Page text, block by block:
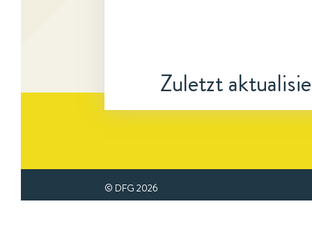
Zuletzt
© DFG 2026